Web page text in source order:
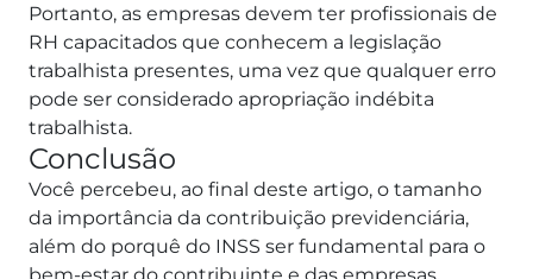
Portanto, as empresas devem ter profissionais de
RH capacitados que conhecem a legislação
trabalhista presentes, uma vez que qualquer erro
pode ser considerado apropriação indébita
trabalhista.
Conclusão
Você percebeu, ao final deste artigo, o tamanho
da importância da contribuição previdenciária,
além do porquê do INSS ser fundamental para o
bem-estar do contribuinte e das empresas.